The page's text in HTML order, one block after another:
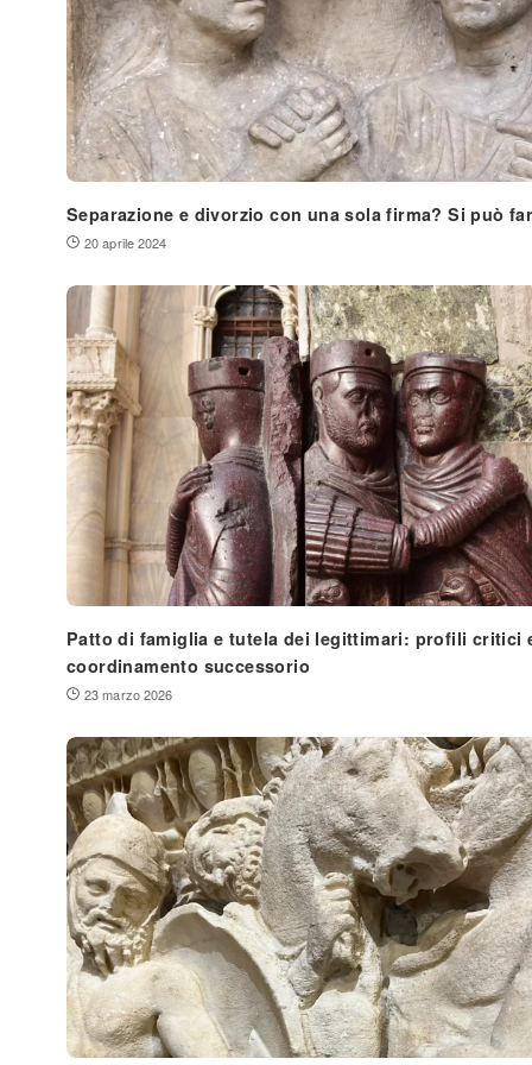
Separazione e divorzio con una sola firma? Si può
20 aprile 2024
Patto di famiglia e tutela dei legittimari: profili critici
coordinamento successorio
23 marzo 2026